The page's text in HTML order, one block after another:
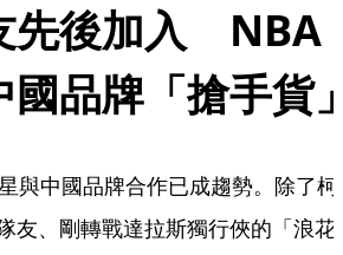
先後加入　NBA
國品牌「搶手貨
與中國品牌合作已成趨勢。除了柯
友、剛轉戰達拉斯獨行俠的「浪花